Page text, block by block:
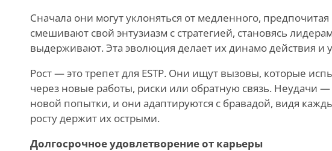
Сначала они могут уклоняться от медленного,
смешивают свой энтузиазм с стратегией, становясь
выдерживают. Эта эволюция делает их динамо действия и
Рост — это трепет для ESTP. Они ищут вызовы, которые
через новые работы, риски или обратную связь. Неудачи —
новой попытки, и они адаптируются с бравадой, видя
росту держит их острыми.
Долгосрочное удовлетворение от карьеры